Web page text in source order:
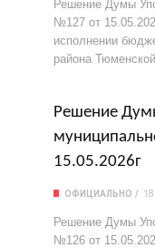
Решение Думы
№127 от
исполнении
района
Решение
15.05.2026г
ОФИЦИАЛЬНО
Решение Думы
№126 от